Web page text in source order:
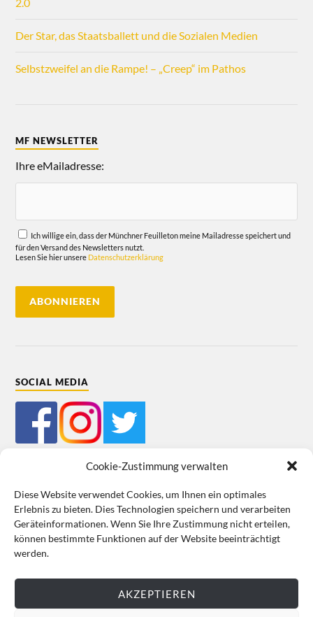
Cookie-Zustimmung verwalten
Diese Website verwendet Cookies, um Ihnen ein optimales
Erlebnis zu bieten. Dies Technologien speichern und verarbeiten
Geräteinformationen. Wenn Sie Ihre Zustimmung nicht erteilen,
können bestimmte Funktionen auf der Website beeinträchtigt
werden.
AKZEPTIEREN
Der Star, das Staatsballett und die Sozialen Medien
Selbstzweifel an die Rampe! – „Creep“ im Pathos
MF NEWSLETTER
Ihre eMailadresse:
Ich willige ein, dass der Münchner Feuilleton meine Mailadresse speichert und
für den Versand des Newsletters nutzt.
Lesen Sie hier unsere Datenschutzerklärung
SOCIAL MEDIA
Mein Bestellkonto Kundeninformationen Datenschutz
Cookie-Richtlinie (EU) Impressum
VERTRAG WIDERRUFEN